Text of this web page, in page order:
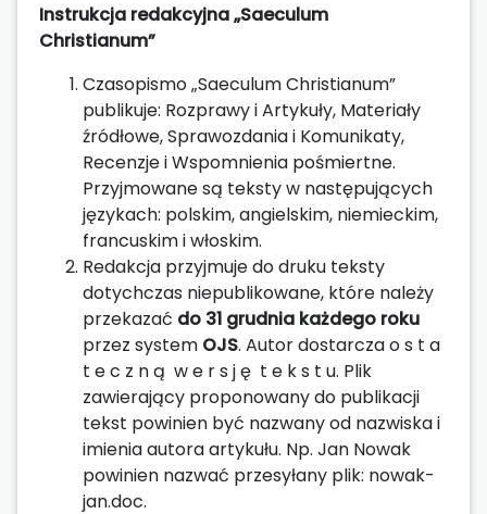
Instrukcja redakcyjna „Saeculum
Christianum”
Czasopismo „Saeculum Christianum”
publikuje: Rozprawy i Artykuły, Materiały
źródłowe, Sprawozdania i Komunikaty,
Recenzje i Wspomnienia pośmiertne.
Przyjmowane są teksty w następujących
językach: polskim, angielskim, niemieckim,
francuskim i włoskim.
Redakcja przyjmuje do druku teksty
dotychczas niepublikowane, które należy
przekazać do 31 grudnia każdego roku
przez system OJS. Autor dostarcza o s t a
t e c z n ą w e r s j ę t e k s t u. Plik
zawierający proponowany do publikacji
tekst powinien być nazwany od nazwiska i
imienia autora artykułu. Np. Jan Nowak
powinien nazwać przesyłany plik: nowak-
jan.doc.